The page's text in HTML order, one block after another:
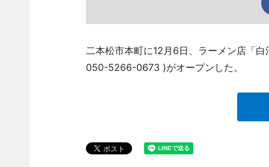
二本松市本町に12月6日、ラーメン店「
050-5266-0673 )がオープンした。